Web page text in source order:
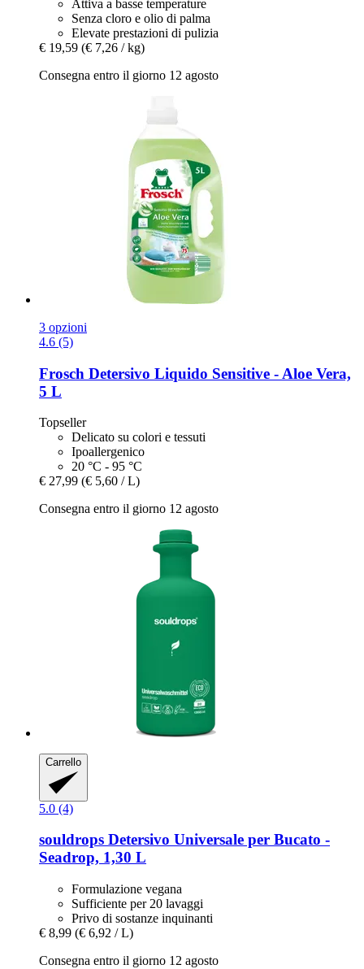
Attiva a basse temperature
Senza cloro e olio di palma
Elevate prestazioni di pulizia
€ 19,59 (€ 7,26 / kg)
Consegna entro il giorno 12 agosto
3 opzioni
4.6 (5)
Frosch Detersivo Liquido Sensitive -​ Aloe Vera,
5 L
Topseller
Delicato su colori e tessuti
Ipoallergenico
20 °C - 95 °C
€ 27,99 (€ 5,60 / L)
Consegna entro il giorno 12 agosto
Carrello
5.0 (4)
souldrops Detersivo Universale per Bucato -​
Seadrop, 1,30 L
Formulazione vegana
Sufficiente per 20 lavaggi
Privo di sostanze inquinanti
€ 8,99 (€ 6,92 / L)
Consegna entro il giorno 12 agosto